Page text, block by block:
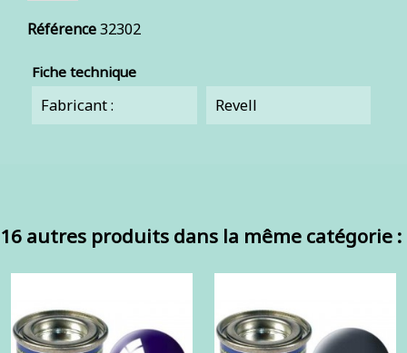
Référence32302
Fiche technique
Fabricant : Revell
16 autres produits dans la même catégorie :